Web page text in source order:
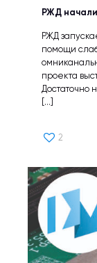
РЖД
РЖД
помощи
проекта
Достаточно
[…]
2